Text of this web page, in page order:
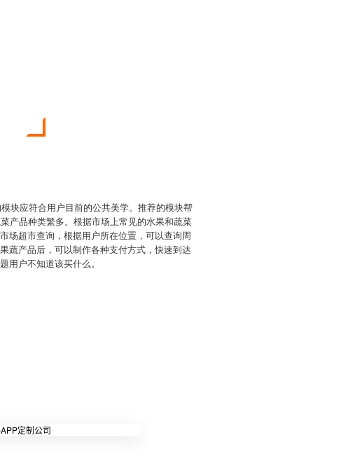
块应符合用户目前的公共美学。推荐的模块帮
产品种类繁多。根据市场上常见的水果和蔬菜
场超市查询，根据用户所在位置，可以查询周
蔬产品后，可以制作各种支付方式，快速到达
用户不知道该买什么。